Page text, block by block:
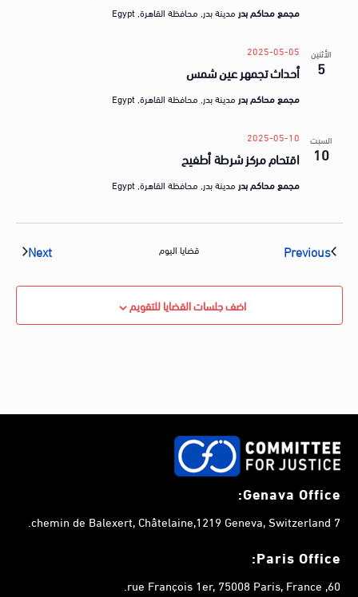
مجمع محاكم بدر مدينة بدر, محافظة القاهرة, Egypt
الأثنين
5 أحداث تجمهر عين شمس
2025-05-05
مجمع محاكم بدر مدينة بدر, محافظة القاهرة, Egypt
السبت
10 اقتحام مركز شرطة أطفيح
2025-05-10
مجمع محاكم بدر مدينة بدر, محافظة القاهرة, Egypt
Previous قضايا اليوم Next
اضف جلسات القضايا للتقويم
Genava Office:
7 chemin de Balexert, Châtelaine,1219 Geneva, Switzerland.
Paris Office:
60, rue François 1er, 75008 Paris, France.